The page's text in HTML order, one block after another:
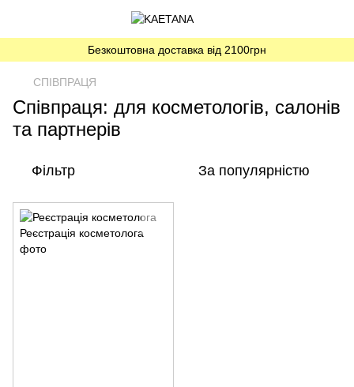
Безкоштовна доставка від 2100грн
СПІВПРАЦЯ
Співпраця: для косметологів, салонів
та партнерів
Фільтр За популярністю